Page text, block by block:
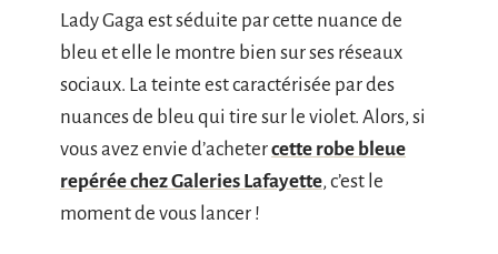
Lady Gaga est séduite par cette nuance de
bleu et elle le montre bien sur ses réseaux
sociaux. La teinte est caractérisée par des
nuances de bleu qui tire sur le violet. Alors, si
vous avez envie d’achetercette robe bleue
repérée chez Galeries Lafayette, c’est le
moment de vous lancer !